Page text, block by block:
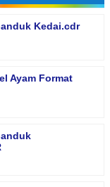
Kedai.cdr
Ayam Format